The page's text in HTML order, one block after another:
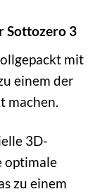
Sottozero 3
mit
einem der
machen.
3D-
optimale
zu einem